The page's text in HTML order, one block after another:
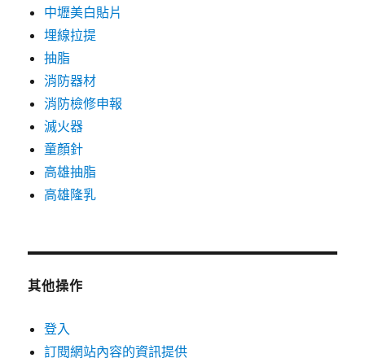
中壢美白貼片
埋線拉提
抽脂
消防器材
消防檢修申報
滅火器
童顏針
高雄抽脂
高雄隆乳
其他操作
登入
訂閱網站內容的資訊提供